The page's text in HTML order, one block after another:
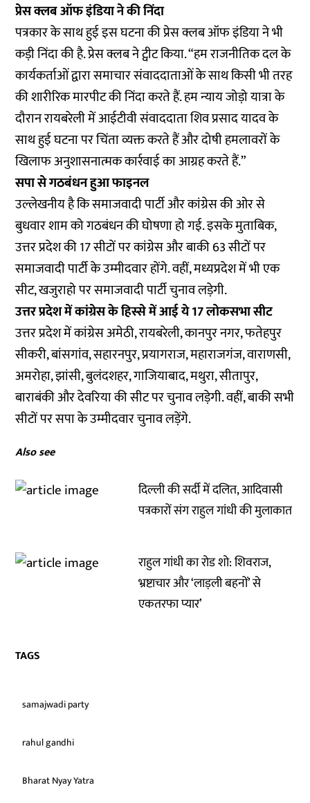
प्रेस क्लब ऑफ इंडिया ने की निंदा
पत्रकार के साथ हुई इस घटना की प्रेस क्लब ऑफ इंडिया ने भी
कड़ी निंदा की है. प्रेस क्लब ने ट्वीट किया. “हम राजनीतिक दल के
कार्यकर्ताओं द्वारा समाचार संवाददाताओं के साथ किसी भी तरह
की शारीरिक मारपीट की निंदा करते हैं. हम न्याय जोड़ो यात्रा के
दौरान रायबरेली में आईटीवी संवाददाता शिव प्रसाद यादव के
साथ हुई घटना पर चिंता व्यक्त करते हैं और दोषी हमलावरों के
खिलाफ अनुशासनात्मक कार्रवाई का आग्रह करते हैं.”
सपा से गठबंधन हुआ फाइनल
उल्लेखनीय है कि समाजवादी पार्टी और कांग्रेस की ओर से
बुधवार शाम को गठबंधन की घोषणा हो गई. इसके मुताबिक,
उत्तर प्रदेश की 17 सीटों पर कांग्रेस और बाकी 63 सीटों पर
समाजवादी पार्टी के उम्मीदवार होंगे. वहीं, मध्यप्रदेश में भी एक
सीट, खजुराहो पर समाजवादी पार्टी चुनाव लड़ेगी.
उत्तर प्रदेश में कांग्रेस के हिस्से में आई ये 17 लोकसभा सीट
उत्तर प्रदेश में कांग्रेस अमेठी, रायबरेली, कानपुर नगर, फतेहपुर
सीकरी, बांसगांव, सहारनपुर, प्रयागराज, महाराजगंज, वाराणसी,
अमरोहा, झांसी, बुलंदशहर, गाजियाबाद, मथुरा, सीतापुर,
बाराबंकी और देवरिया की सीट पर चुनाव लड़ेगी. वहीं, बाकी सभी
सीटों पर सपा के उम्मीदवार चुनाव लड़ेंगे.
Also see
दिल्ली की सर्दी में दलित, आदिवासी
पत्रकारों संग राहुल गांधी की मुलाकात
राहुल गांधी का रोड शो: शिवराज,
भ्रष्टाचार और ‘लाड़ली बहनों’ से
एकतरफा प्यार’
TAGS
samajwadi party
rahul gandhi
Bharat Nyay Yatra